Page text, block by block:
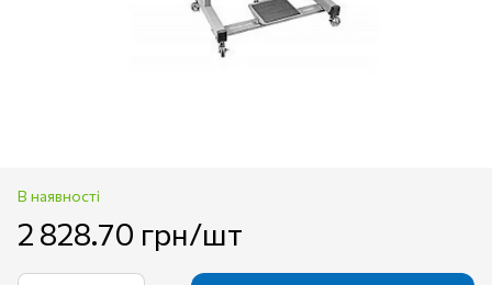
В наявності
2 828.70 грн/шт